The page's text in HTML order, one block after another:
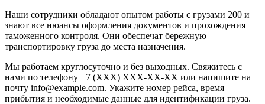
Наши сотрудники обладают опытом работы с грузами 200 и
знают все нюансы оформления документов и прохождения
таможенного контроля. Они обеспечат бережную
транспортировку груза до места назначения.
Мы работаем круглосуточно и без выходных. Свяжитесь с
нами по телефону +7 (XXX) XXX-XX-XX или напишите на
почту info@example.com. Укажите номер рейса, время
прибытия и необходимые данные для идентификации груза.